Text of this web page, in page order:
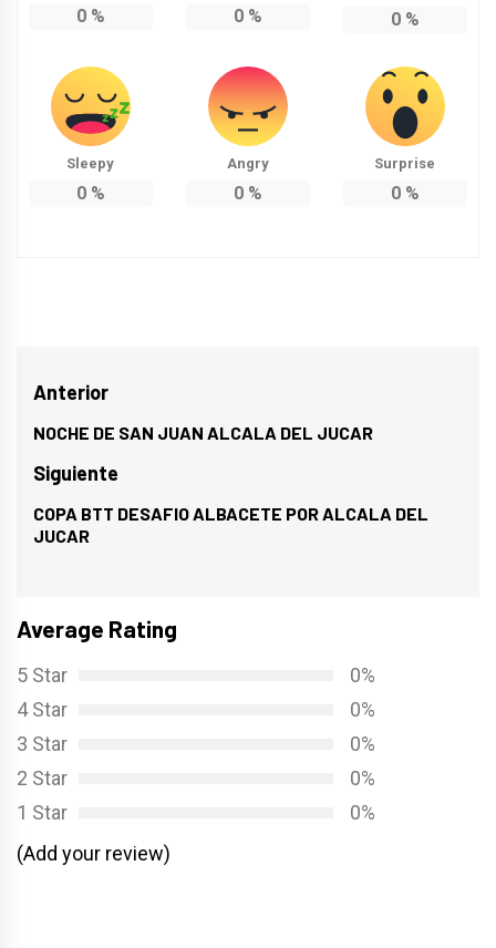
0% 0% 0%
Sleepy
0%
Angry
0%
Surprise
0%
Navegación
de
entradas
Anterior
Entrada
anterior:
NOCHE DE SAN JUAN ALCALA DEL JUCAR
Siguiente
Entrada
siguiente:
COPA BTT DESAFIO ALBACETE POR ALCALA DEL
JUCAR
Average Rating
5 Star
0%
4 Star
0%
3 Star
0%
2 Star
0%
1 Star
0%
(Add your review)